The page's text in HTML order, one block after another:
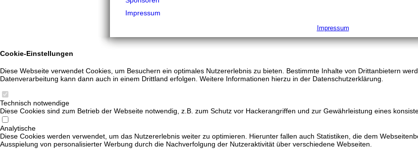
Impressum
Impressum
Cookie-Einstellungen
Diese Webseite verwendet Cookies, um Besuchern ein optimales Nutzererlebnis zu bieten. Bestimmte Inhalte von Drittanbietern
Datenverarbeitung kann dann auch in einem Drittland erfolgen. Weitere Informationen hierzu in der Datenschutzerklärung.
Technisch notwendige
Diese Cookies sind zum Betrieb der Webseite notwendig, z.B. zum Schutz vor Hackerangriffen und zur Gewährleistung eines
Analytische
Diese Cookies werden verwendet, um das Nutzererlebnis weiter zu optimieren. Hierunter fallen auch Statistiken, die dem
Ausspielung von personalisierter Werbung durch die Nachverfolgung der Nutzeraktivität über verschiedene Webseiten.